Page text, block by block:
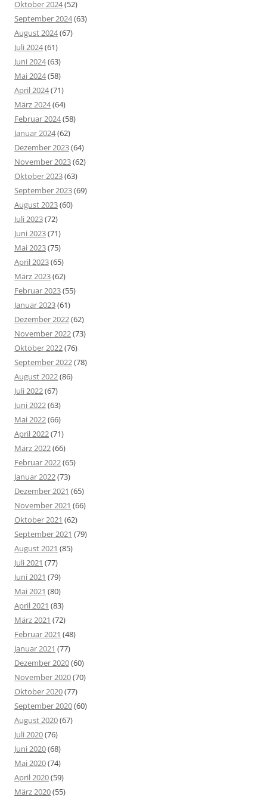
Oktober 2024(52)
September 2024(63)
August 2024(67)
Juli 2024(61)
Juni 2024(63)
Mai 2024(58)
April 2024(71)
März 2024(64)
Februar 2024(58)
Januar 2024(62)
Dezember 2023(64)
November 2023(62)
Oktober 2023(63)
September 2023(69)
August 2023(60)
Juli 2023(72)
Juni 2023(71)
Mai 2023(75)
April 2023(65)
März 2023(62)
Februar 2023(55)
Januar 2023(61)
Dezember 2022(62)
November 2022(73)
Oktober 2022(76)
September 2022(78)
August 2022(86)
Juli 2022(67)
Juni 2022(63)
Mai 2022(66)
April 2022(71)
März 2022(66)
Februar 2022(65)
Januar 2022(73)
Dezember 2021 (65)
November 2021 (66)
Oktober 2021 (62)
September 2021 (79)
August 2021 (85)
Juli 2021 (77)
Juni 2021 (79)
Mai 2021 (80)
April 2021 (83)
März 2021 (72)
Februar 2021 (48)
Januar 2021 (77)
Dezember 2020(60)
November 2020(70)
Oktober 2020(77)
September 2020(60)
August 2020(67)
Juli 2020(76)
Juni 2020(68)
Mai 2020(74)
April 2020(59)
März 2020(55)